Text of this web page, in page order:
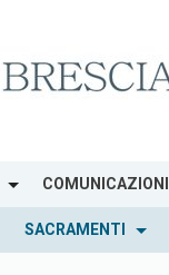
COMUNICAZIONI
SACRAMENTI